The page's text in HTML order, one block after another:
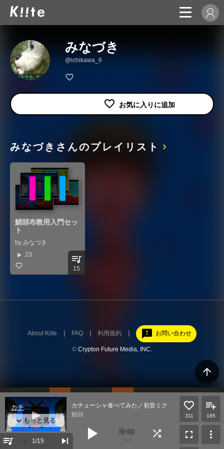
みなづき
@ichikawa_6
みなづきさんのプレイリスト
鯖頭布教用入門セッ
ト
by みなづき
play_arrow 23 queue_music
15
arrow_upward
About Kiite FAQ 利用規約 feedback お問い合わせ
© Crypton Future Media, INC.
queue_music 1 /15 skip_next
カチューシャ食べてみた／初音ミク
鯖頭
play_arrow サビ
shuffle
311 185
fullscreen more_vert